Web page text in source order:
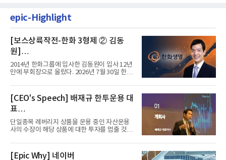
epic-Highlight
[보스상륙작전-한화 3형제 ② 김동
원]
입사 12년 만에 금융계열 수장 등극
2014년 한화그룹에 입사한 김동원이 입사 12년
만에 부회장으로 올랐다. 2026년 7월 30일 한화
[CEO's Speech] 배재규 한투운용 대
표
“개별종목 레버리지 투자 지금이라도
멈춰라”
단일종목 레버리지 상품을 운용 중인 자산운용
사의 수장이 해당 상품에 대한 투자를 멈출 것을
[Epic Why] 네이버